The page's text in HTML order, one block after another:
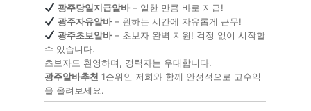
광주당일지급알바– 일한 만큼 바로 지급!
광주자유알바– 원하는 시간에 자유롭게 근무!
광주초보알바– 초보자 완벽 지원! 걱정 없이 시작할
수 있습니다.
초보자도 환영하며, 경력자는 우대합니다.
광주알바추천 1순위인 저희와 함께 안정적으로 고수익
을 올려보세요.